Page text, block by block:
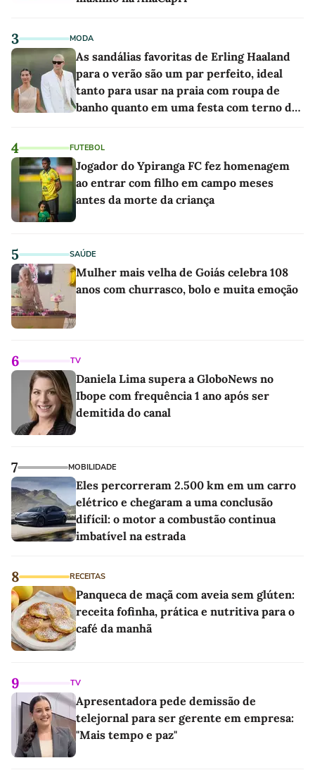
3 MODA
As sandálias favoritas de Erling Haaland
para o verão são um par perfeito, ideal
tanto para usar na praia com roupa de
banho quanto em uma festa com terno de
4 FUTEBOL
Jogador do Ypiranga FC fez homenagem
ao entrar com filho em campo meses
antes da morte da criança
5 SAÚDE
Mulher mais velha de Goiás celebra 108
anos com churrasco, bolo e muita emoção
6 TV
Daniela Lima supera a GloboNews no
Ibope com frequência 1 ano após ser
demitida do canal
7 MOBILIDADE
Eles percorreram 2.500 km em um carro
elétrico e chegaram a uma conclusão
difícil: o motor a combustão continua
imbatível na estrada
8 RECEITAS
Panqueca de maçã com aveia sem glúten:
receita fofinha, prática e nutritiva para o
café da manhã
9 TV
Apresentadora pede demissão de
telejornal para ser gerente em empresa:
"Mais tempo e paz"